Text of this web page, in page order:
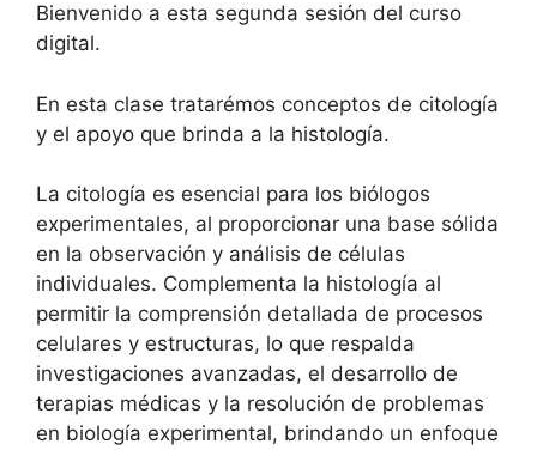
Bienvenido a esta segunda sesión del curso
digital.
En esta clase tratarémos conceptos de citología
y el apoyo que brinda a la histología.
La citología es esencial para los biólogos
experimentales, al proporcionar una base sólida
en la observación y análisis de células
individuales. Complementa la histología al
permitir la comprensión detallada de procesos
celulares y estructuras, lo que respalda
investigaciones avanzadas, el desarrollo de
terapias médicas y la resolución de problemas
en biología experimental, brindando un enfoque